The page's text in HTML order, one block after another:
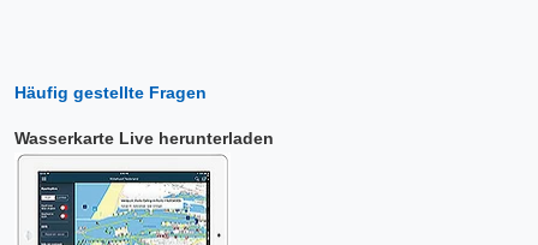
Häufig gestellte Fragen
Wasserkarte Live herunterladen